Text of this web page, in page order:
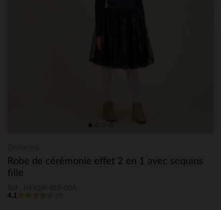
Robe de cérémonie effet 2 en 1 avec sequins
fille
4.1